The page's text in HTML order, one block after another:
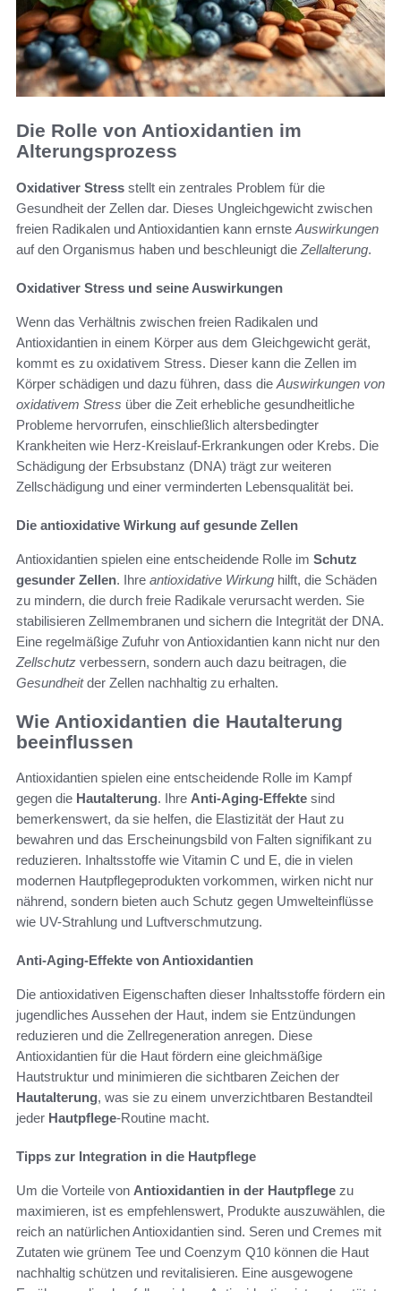
Die Rolle von Antioxidantien im
Alterungsprozess
Oxidativer Stress stellt ein zentrales Problem für die
Gesundheit der Zellen dar. Dieses Ungleichgewicht zwischen
freien Radikalen und Antioxidantien kann ernste Auswirkungen
auf den Organismus haben und beschleunigt die Zellalterung.
Oxidativer Stress und seine Auswirkungen
Wenn das Verhältnis zwischen freien Radikalen und
Antioxidantien in einem Körper aus dem Gleichgewicht gerät,
kommt es zu oxidativem Stress. Dieser kann die Zellen im
Körper schädigen und dazu führen, dass die Auswirkungen von
oxidativem Stress über die Zeit erhebliche gesundheitliche
Probleme hervorrufen, einschließlich altersbedingter
Krankheiten wie Herz-Kreislauf-Erkrankungen oder Krebs. Die
Schädigung der Erbsubstanz (DNA) trägt zur weiteren
Zellschädigung und einer verminderten Lebensqualität bei.
Die antioxidative Wirkung auf gesunde Zellen
Antioxidantien spielen eine entscheidende Rolle im Schutz
gesunder Zellen. Ihre antioxidative Wirkung hilft, die Schäden
zu mindern, die durch freie Radikale verursacht werden. Sie
stabilisieren Zellmembranen und sichern die Integrität der DNA.
Eine regelmäßige Zufuhr von Antioxidantien kann nicht nur den
Zellschutz verbessern, sondern auch dazu beitragen, die
Gesundheitder Zellen nachhaltig zu erhalten.
Wie Antioxidantien die Hautalterung
beeinflussen
Antioxidantien spielen eine entscheidende Rolle im Kampf
gegen die Hautalterung. Ihre Anti-Aging-Effekte sind
bemerkenswert, da sie helfen, die Elastizität der Haut zu
bewahren und das Erscheinungsbild von Falten signifikant zu
reduzieren. Inhaltsstoffe wie Vitamin C und E, die in vielen
modernen Hautpflegeprodukten vorkommen, wirken nicht nur
nährend, sondern bieten auch Schutz gegen Umwelteinflüsse
wie UV-Strahlung und Luftverschmutzung.
Anti-Aging-Effekte von Antioxidantien
Die antioxidativen Eigenschaften dieser Inhaltsstoffe fördern ein
jugendliches Aussehen der Haut, indem sie Entzündungen
reduzieren und die Zellregeneration anregen. Diese
Antioxidantien für die Haut fördern eine gleichmäßige
Hautstruktur und minimieren die sichtbaren Zeichen der
Hautalterung, was sie zu einem unverzichtbaren Bestandteil
jeder Hautpflege-Routine macht.
Tipps zur Integration in die Hautpflege
Um die Vorteile von Antioxidantien in der Hautpflege zu
maximieren, ist es empfehlenswert, Produkte auszuwählen, die
reich an natürlichen Antioxidantien sind. Seren und Cremes mit
Zutaten wie grünem Tee und Coenzym Q10 können die Haut
nachhaltig schützen und revitalisieren. Eine ausgewogene